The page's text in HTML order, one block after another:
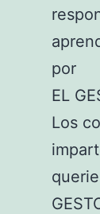
por
EL
Los